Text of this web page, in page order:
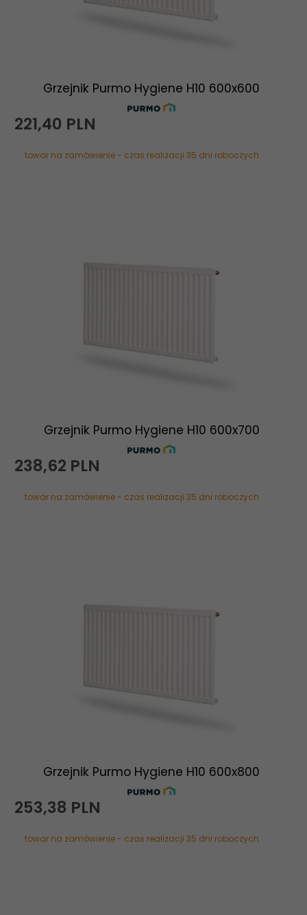
Grzejnik Purmo Hygiene H10 600x600
221,40 PLN
towar na zamówienie - czas realizacji 35 dni roboczych
Grzejnik Purmo Hygiene H10 600x700
238,62 PLN
towar na zamówienie - czas realizacji 35 dni roboczych
Grzejnik Purmo Hygiene H10 600x800
253,38 PLN
towar na zamówienie - czas realizacji 35 dni roboczych